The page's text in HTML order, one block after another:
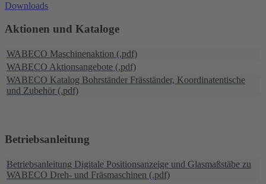
Downloads
Aktionen und Kataloge
WABECO Maschinenaktion (.pdf)
WABECO Aktionsangebote (.pdf)
WABECO Katalog Bohrständer Fräsständer, Koordinatentische
und Zubehör (.pdf)
Betriebsanleitung
Betriebsanleitung Digitale Positionsanzeige und Glasmaßstäbe zu
WABECO Dreh- und Fräsmaschinen (.pdf)